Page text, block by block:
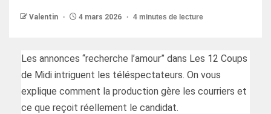
Valentin 4 mars 2026 4 minutes de lecture
Les annonces “recherche l’amour” dans Les 12 Coups
de Midi intriguent les téléspectateurs. On vous
explique comment la production gère les courriers et
ce que reçoit réellement le candidat.